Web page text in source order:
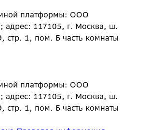
платформы: ООО
адрес: 117105, г. Москва, ш.
стр. 1, пом. Б часть комнаты
платформы: ООО
адрес: 117105, г. Москва, ш.
стр. 1, пом. Б часть комнаты